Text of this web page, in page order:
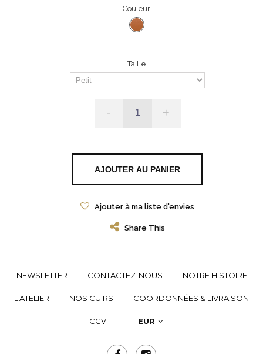
Couleur
Taille
- +
AJOUTER AU PANIER
Ajouter à ma liste d'envies
Share This
NEWSLETTER CONTACTEZ-NOUS NOTRE HISTOIRE
L'ATELIER NOS CUIRS COORDONNÉES & LIVRAISON
CGV EUR